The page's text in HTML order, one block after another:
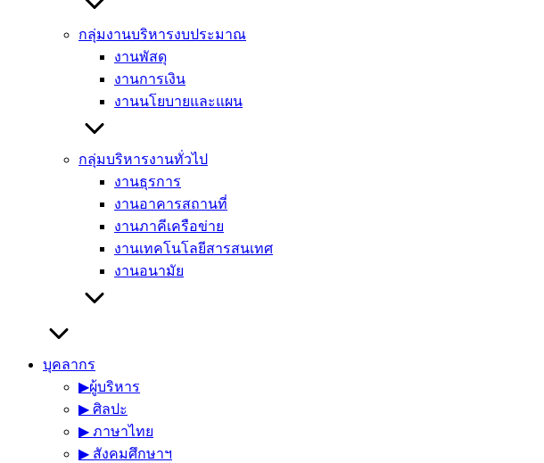
กลุ่มงานบริหารงบประมาณ
งานพัสดุ
งานการเงิน
งานนโยบายและแผน
กลุ่มบริหารงานทั่วไป
งานธุรการ
งานอาคารสถานที่
งานภาคีเครือข่าย
งานเทคโนโลยีสารสนเทศ
งานอนามัย
บุคลากร
▶︎ผู้บริหาร
▶︎ ศิลปะ
▶︎ ภาษาไทย
▶︎ สังคมศึกษาฯ